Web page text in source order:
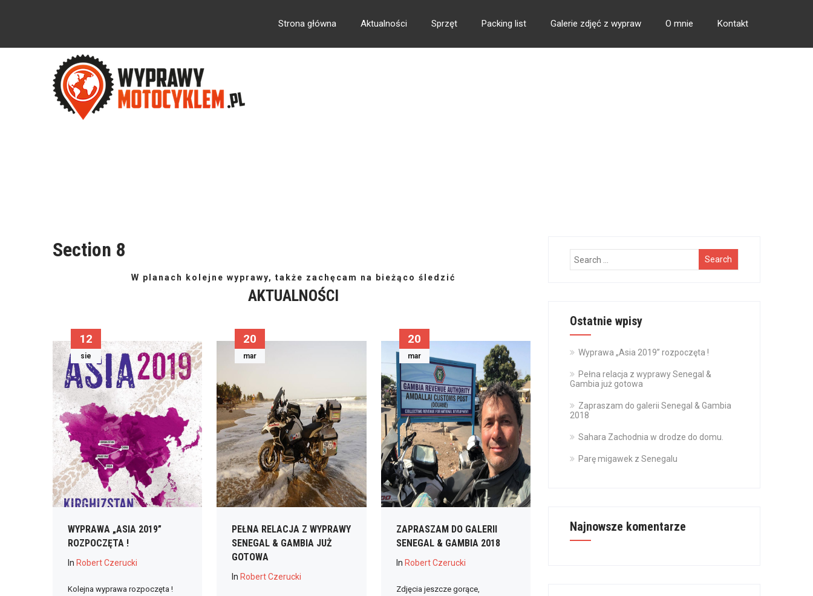
Strona główna Aktualności Sprzęt Packing list Galerie zdjęć z wypraw O mnie Kontakt
Section 8
W planach kolejne wyprawy, także zachęcam na bieżąco śledzić
AKTUALNOŚCI
12
sie
WYPRAWA „ASIA 2019”
ROZPOCZĘTA !
In Robert Czerucki
Kolejna wyprawa rozpoczęta !
20
mar
PEŁNA RELACJA Z WYPRAWY
SENEGAL & GAMBIA JUŻ
GOTOWA
In Robert Czerucki
20
mar
ZAPRASZAM DO GALERII
SENEGAL & GAMBIA 2018
In Robert Czerucki
Zdjęcia jeszcze gorące,
Ostatnie wpisy
Wyprawa „Asia 2019” rozpoczęta !
Pełna relacja z wyprawy Senegal &
Gambia już gotowa
Zapraszam do galerii Senegal & Gambia
2018
Sahara Zachodnia w drodze do domu.
Parę migawek z Senegalu
Najnowsze komentarze